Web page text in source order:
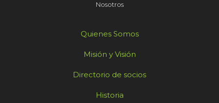
Nosotros
Quienes Somos
Misión y Visión
Directorio de socios
Historia